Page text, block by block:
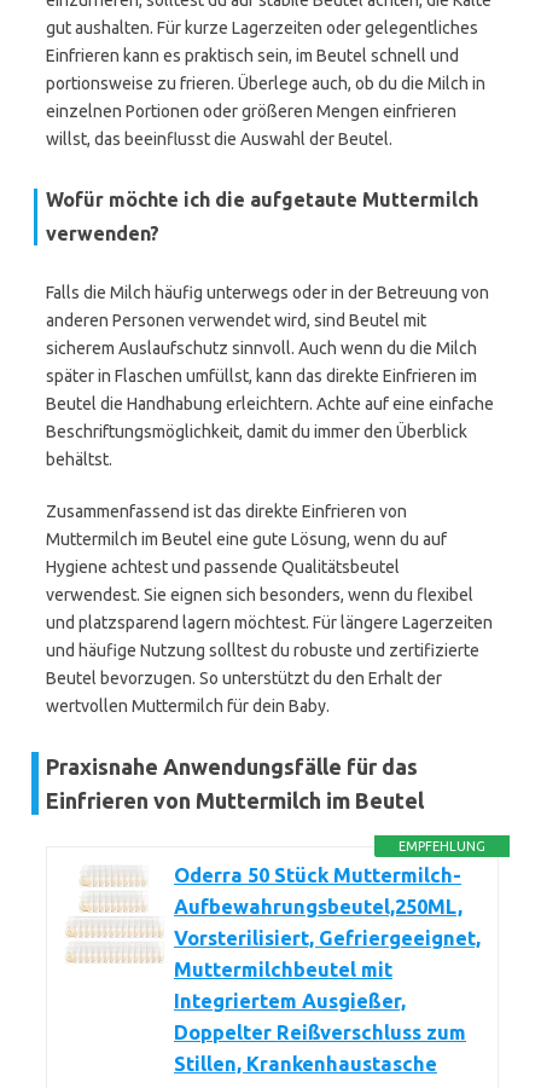
gut aushalten. Für kurze Lagerzeiten oder gelegentliches
Einfrieren kann es praktisch sein, im Beutel schnell und
portionsweise zu frieren. Überlege auch, ob du die Milch in
einzelnen Portionen oder größeren Mengen einfrieren
willst, das beeinflusst die Auswahl der Beutel.
Wofür möchte ich die aufgetaute Muttermilch
verwenden?
Falls die Milch häufig unterwegs oder in der Betreuung von
anderen Personen verwendet wird, sind Beutel mit
sicherem Auslaufschutz sinnvoll. Auch wenn du die Milch
später in Flaschen umfüllst, kann das direkte Einfrieren im
Beutel die Handhabung erleichtern. Achte auf eine einfache
Beschriftungsmöglichkeit, damit du immer den Überblick
behältst.
Zusammenfassend ist das direkte Einfrieren von
Muttermilch im Beutel eine gute Lösung, wenn du auf
Hygiene achtest und passende Qualitätsbeutel
verwendest. Sie eignen sich besonders, wenn du flexibel
und platzsparend lagern möchtest. Für längere Lagerzeiten
und häufige Nutzung solltest du robuste und zertifizierte
Beutel bevorzugen. So unterstützt du den Erhalt der
wertvollen Muttermilch für dein Baby.
Praxisnahe Anwendungsfälle für das
Einfrieren von Muttermilch im Beutel
EMPFEHLUNG
Oderra 50 Stück Muttermilch-
Aufbewahrungsbeutel,250ML,
Vorsterilisiert, Gefriergeeignet,
Muttermilchbeutel mit
Integriertem Ausgießer,
Doppelter Reißverschluss zum
Stillen, Krankenhaustasche